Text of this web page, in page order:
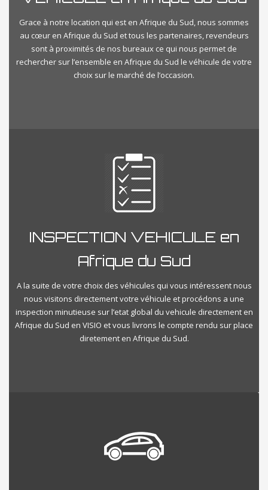
Grace à notre location qui est en Afrique du Sud, nous sommes
au cœur en Afrique du Sud et tous les partenaires, revendeurs
sont à proximités de nos bureaux ce qui nous permet de
rechercher sur l’ensemble en Afrique du Sud le véhicule de votre
choix sur le marché de l’occasion.
INSPECTION VEHICULE en
Afrique du Sud
A la suite de votre choix des véhicules qui vous intéressent nous
nous visitons directement votre véhicule et procédons a une
inspection minutieuse sur l’etat global du vehicule directement en
Afrique du Sud en VISIO et vous livrons le compte rendu sur place
diretement en Afrique du Sud.